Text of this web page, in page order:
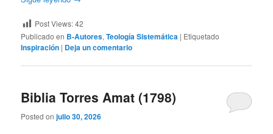
Post Views:42
Publicado en B-Autores,Teología Sistemática | Etiquetado
Inspiración | Deja un comentario
Biblia Torres Amat (1798)
Posted onjulio 30, 2026